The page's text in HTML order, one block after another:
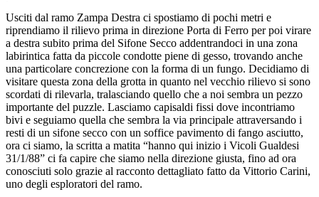
Usciti dal ramo Zampa Destra ci spostiamo di pochi metri e
riprendiamo il rilievo prima in direzione Porta di Ferro per poi virare
a destra subito prima del Sifone Secco addentrandoci in una zona
labirintica fatta da piccole condotte piene di gesso, trovando anche
una particolare concrezione con la forma di un fungo. Decidiamo di
visitare questa zona della grotta in quanto nel vecchio rilievo si sono
scordati di rilevarla, tralasciando quello che a noi sembra un pezzo
importante del puzzle. Lasciamo capisaldi fissi dove incontriamo
bivi e seguiamo quella che sembra la via principale attraversando i
resti di un sifone secco con un soffice pavimento di fango asciutto,
ora ci siamo, la scritta a matita “hanno qui inizio i Vicoli Gualdesi
31/1/88” ci fa capire che siamo nella direzione giusta, fino ad ora
conosciuti solo grazie al racconto dettagliato fatto da Vittorio Carini,
uno degli esploratori del ramo.